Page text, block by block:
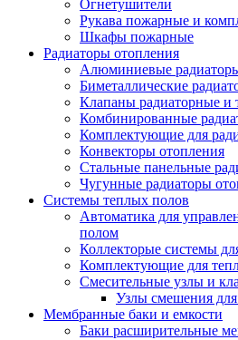
Огнетушители
Рукава пожарные и
Шкафы пожарные
Радиаторы отопления
Алюминиевые
Биметаллические
Клапаны радиаторные и
Комбинированные
Комплектующие для
Конвекторы отопления
Стальные панельные
Чугунные радиаторы
Системы теплых полов
Автоматика для
полом
Коллекторые системы
Комплектующие для
Смесительные узлы и
Узлы смешения
Мембранные баки и емкости
Баки расширительные